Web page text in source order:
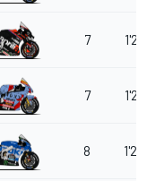
7
7
8